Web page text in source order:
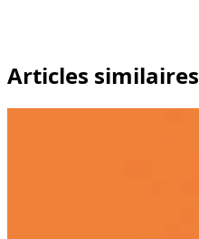
Articles similaires